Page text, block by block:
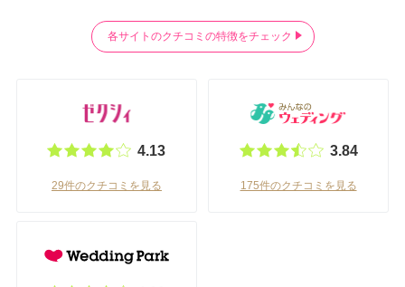
各サイトのクチコミの特徴をチェック
4.13
29件のクチコミを見る
3.84
175件のクチコミを見る